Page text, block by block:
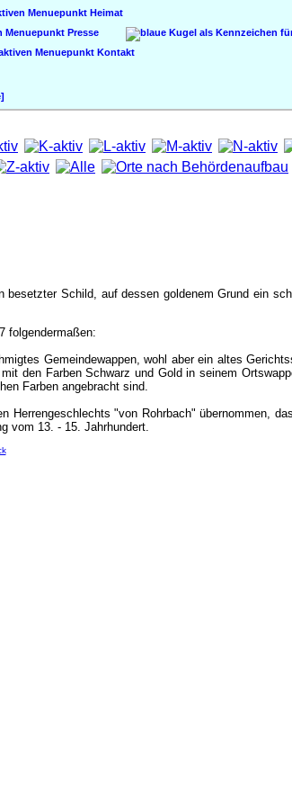
Heimat
Presse
Kontakt
Schild, auf dessen goldenem Grund ein
folgendermaßen:
Gemeindewappen, wohl aber ein altes
den Farben Schwarz und Gold in seinem
Farben angebracht sind.
"von Rohrbach" übernommen,
vom 13. - 15. Jahrhundert.